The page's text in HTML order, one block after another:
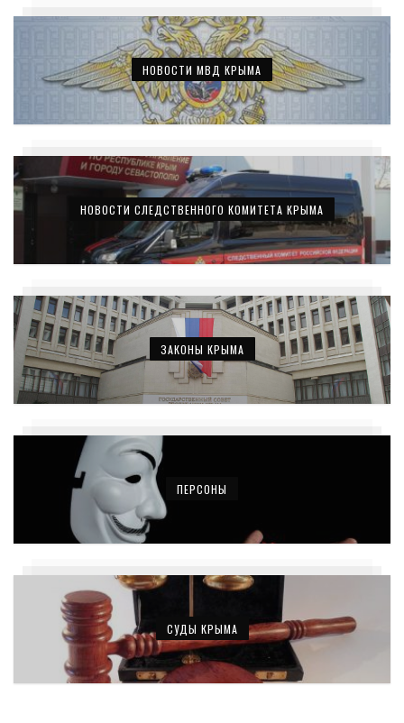
НОВОСТИ МВД КРЫМА
НОВОСТИ СЛЕДСТВЕННОГО КОМИТЕТА КРЫМА
ЗАКОНЫ КРЫМА
ПЕРСОНЫ
СУДЫ КРЫМА